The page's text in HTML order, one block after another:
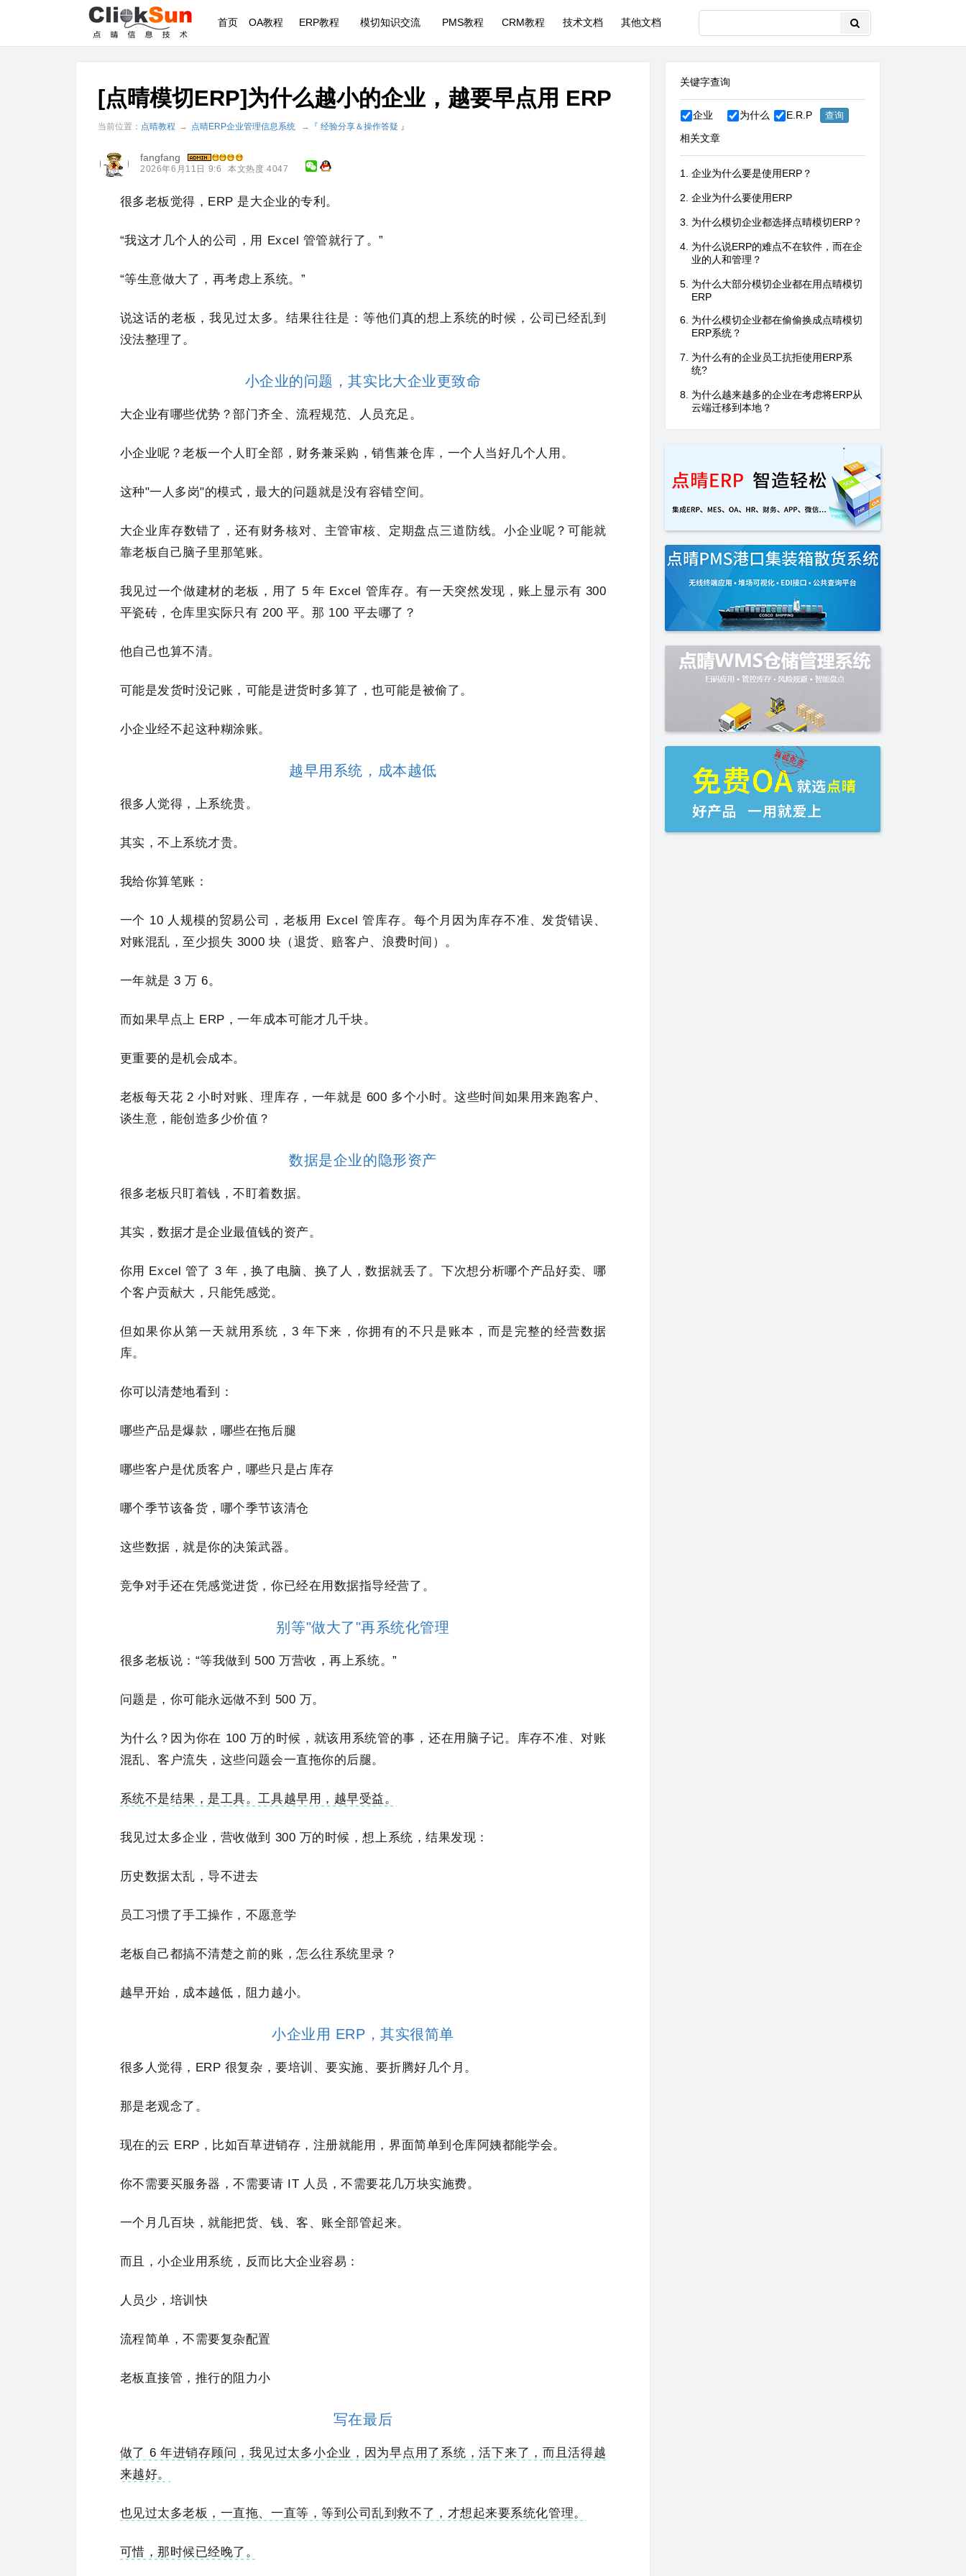
首页 OA教程 ERP教程 模切知识交流 PMS教程 CRM教程 技术文档 其他文档
[点晴模切ERP]为什么越小的企业，越要早点用 ERP
当前位置： 点晴教程 → 点晴ERP企业管理信息系统 → 『 经验分享＆操作答疑 』
fangfang
2026年6月11日 9:6 本文热度 4047
很多老板觉得，ERP 是大企业的专利。
“我这才几个人的公司，用 Excel 管管就行了。”
“等生意做大了，再考虑上系统。”
说这话的老板，我见过太多。结果往往是：等他们真的想上系统的时候，公司已经乱到
没法整理了。
小企业的问题，其实比大企业更致命
大企业有哪些优势？部门齐全、流程规范、人员充足。
小企业呢？老板一个人盯全部，财务兼采购，销售兼仓库，一个人当好几个人用。
这种"一人多岗"的模式，最大的问题就是没有容错空间。
大企业库存数错了，还有财务核对、主管审核、定期盘点三道防线。小企业呢？可能就
靠老板自己脑子里那笔账。
我见过一个做建材的老板，用了 5 年 Excel 管库存。有一天突然发现，账上显示有 300
平瓷砖，仓库里实际只有 200 平。那 100 平去哪了？
他自己也算不清。
可能是发货时没记账，可能是进货时多算了，也可能是被偷了。
小企业经不起这种糊涂账。
越早用系统，成本越低
很多人觉得，上系统贵。
其实，不上系统才贵。
我给你算笔账：
一个 10 人规模的贸易公司，老板用 Excel 管库存。每个月因为库存不准、发货错误、
对账混乱，至少损失 3000 块（退货、赔客户、浪费时间）。
一年就是 3 万 6。
而如果早点上 ERP，一年成本可能才几千块。
更重要的是机会成本。
老板每天花 2 小时对账、理库存，一年就是 600 多个小时。这些时间如果用来跑客户、
谈生意，能创造多少价值？
数据是企业的隐形资产
很多老板只盯着钱，不盯着数据。
其实，数据才是企业最值钱的资产。
你用 Excel 管了 3 年，换了电脑、换了人，数据就丢了。下次想分析哪个产品好卖、哪
个客户贡献大，只能凭感觉。
但如果你从第一天就用系统，3 年下来，你拥有的不只是账本，而是完整的经营数据
库。
你可以清楚地看到：
哪些产品是爆款，哪些在拖后腿
哪些客户是优质客户，哪些只是占库存
哪个季节该备货，哪个季节该清仓
这些数据，就是你的决策武器。
竞争对手还在凭感觉进货，你已经在用数据指导经营了。
别等"做大了"再系统化管理
很多老板说：“等我做到 500 万营收，再上系统。”
问题是，你可能永远做不到 500 万。
为什么？因为你在 100 万的时候，就该用系统管的事，还在用脑子记。库存不准、对账
混乱、客户流失，这些问题会一直拖你的后腿。
系统不是结果，是工具。工具越早用，越早受益。
我见过太多企业，营收做到 300 万的时候，想上系统，结果发现：
历史数据太乱，导不进去
员工习惯了手工操作，不愿意学
老板自己都搞不清楚之前的账，怎么往系统里录？
越早开始，成本越低，阻力越小。
小企业用 ERP，其实很简单
很多人觉得，ERP 很复杂，要培训、要实施、要折腾好几个月。
那是老观念了。
现在的云 ERP，比如百草进销存，注册就能用，界面简单到仓库阿姨都能学会。
你不需要买服务器，不需要请 IT 人员，不需要花几万块实施费。
一个月几百块，就能把货、钱、客、账全部管起来。
而且，小企业用系统，反而比大企业容易：
人员少，培训快
流程简单，不需要复杂配置
老板直接管，推行的阻力小
写在最后
做了 6 年进销存顾问，我见过太多小企业，因为早点用了系统，活下来了，而且活得越
来越好。
也见过太多老板，一直拖、一直等，等到公司乱到救不了，才想起来要系统化管理。
可惜，那时候已经晚了。
关键字查询
企业 为什么 E.R.P
相关文章
企业为什么要是使用ERP？
企业为什么要使用ERP
为什么模切企业都选择点晴模切ERP？
为什么说ERP的难点不在软件，而在企
业的人和管理？
为什么大部分模切企业都在用点晴模切
ERP
为什么模切企业都在偷偷换成点晴模切
ERP系统？
为什么有的企业员工抗拒使用ERP系
统?
为什么越来越多的企业在考虑将ERP从
云端迁移到本地？